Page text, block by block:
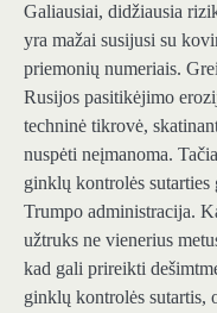
Galiausiai, didžiausia
yra mažai susijusi su
priemonių numeriais.
Rusijos pasitikėjimo
techninė tikrovė,
nuspėti neįmanoma.
ginklų kontrolės
Trumpo administracija.
užtruks ne vienerius
kad gali prireikti
ginklų kontrolės sutartis,